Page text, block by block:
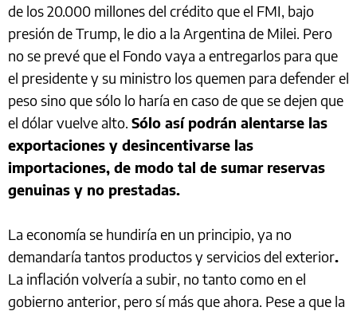
de los 20.000 millones del crédito que el FMI, bajo
presión de Trump, le dio a la Argentina de Milei. Pero
no se prevé que el Fondo vaya a entregarlos para que
el presidente y su ministro los quemen para defender el
peso sino que sólo lo haría en caso de que se dejen que
el dólar vuelve alto. Sólo así podrán alentarse las
exportaciones y desincentivarse las
importaciones, de modo tal de sumar reservas
genuinas y no prestadas.
La economía se hundiría en un principio, ya no
demandaría tantos productos y servicios del exterior.
La inflación volvería a subir, no tanto como en el
gobierno anterior, pero sí más que ahora. Pese a que la